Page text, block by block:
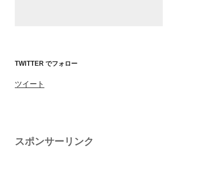
TWITTER でフォロー
ツイート
スポンサーリンク